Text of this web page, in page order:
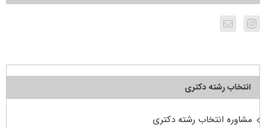
انتخاب رشته دکتری
مشاوره انتخاب رشته دکتری